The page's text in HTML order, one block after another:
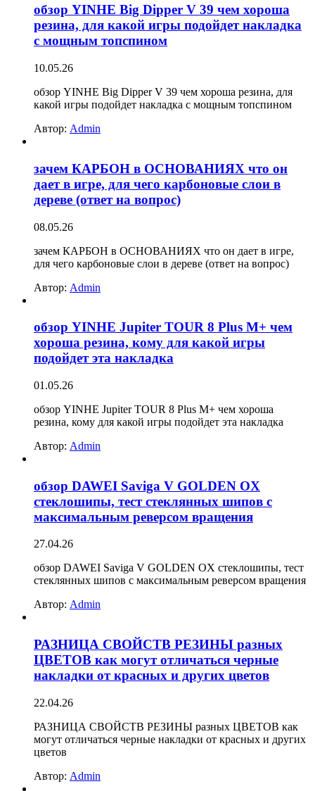
обзор YINHE Big Dipper V 39 чем хороша
резина, для какой игры подойдет накладка
с мощным топспином
10.05.26
обзор YINHE Big Dipper V 39 чем хороша резина, для
какой игры подойдет накладка с мощным топспином
Автор: Admin
зачем КАРБОН в ОСНОВАНИЯХ что он
дает в игре, для чего карбоновые слои в
дереве (ответ на вопрос)
08.05.26
зачем КАРБОН в ОСНОВАНИЯХ что он дает в игре,
для чего карбоновые слои в дереве (ответ на вопрос)
Автор: Admin
обзор YINHE Jupiter TOUR 8 Plus M+ чем
хороша резина, кому для какой игры
подойдет эта накладка
01.05.26
обзор YINHE Jupiter TOUR 8 Plus M+ чем хороша
резина, кому для какой игры подойдет эта накладка
Автор: Admin
обзор DAWEI Saviga V GOLDEN OX
стеклошипы, тест стеклянных шипов с
максимальным реверсом вращения
27.04.26
обзор DAWEI Saviga V GOLDEN OX стеклошипы, тест
стеклянных шипов с максимальным реверсом вращения
Автор: Admin
РАЗНИЦА СВОЙСТВ РЕЗИНЫ разных
ЦВЕТОВ как могут отличаться черные
накладки от красных и других цветов
22.04.26
РАЗНИЦА СВОЙСТВ РЕЗИНЫ разных ЦВЕТОВ как
могут отличаться черные накладки от красных и других
цветов
Автор: Admin